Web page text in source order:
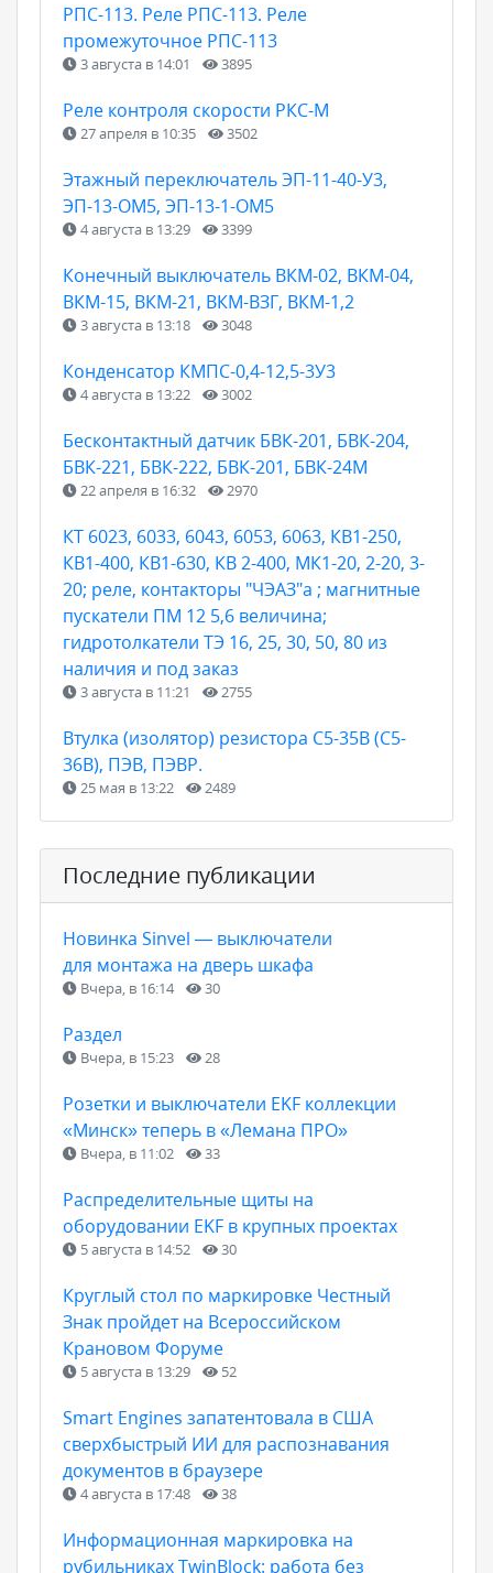
РПС-113. Реле РПС-113. Реле
промежуточное РПС-113
3 августа в 14:01 3895
Реле контроля скорости РКС-М
27 апреля в 10:35 3502
Этажный переключатель ЭП-11-40-У3,
ЭП-13-ОМ5, ЭП-13-1-ОМ5
4 августа в 13:29 3399
Конечный выключатель ВКМ-02, ВКМ-04,
ВКМ-15, ВКМ-21, ВКМ-ВЗГ, ВКМ-1,2
3 августа в 13:18 3048
Конденсатор КМПС-0,4-12,5-3У3
4 августа в 13:22 3002
Бесконтактный датчик БВК-201, БВК-204,
БВК-221, БВК-222, БВК-201, БВК-24М
22 апреля в 16:32 2970
КТ 6023, 6033, 6043, 6053, 6063, КВ1-250,
КВ1-400, КВ1-630, КВ 2-400, МК1-20, 2-20, 3-
20; реле, контакторы "ЧЭАЗ"а ; магнитные
пускатели ПМ 12 5,6 величина;
гидротолкатели ТЭ 16, 25, 30, 50, 80 из
наличия и под заказ
3 августа в 11:21 2755
Втулка (изолятор) резистора С5-35В (С5-
36В), ПЭВ, ПЭВР.
25 мая в 13:22 2489
Последние публикации
Новинка Sinvel — выключатели
для монтажа на дверь шкафа
Вчера, в 16:14 30
Раздел
Вчера, в 15:23 28
Розетки и выключатели EKF коллекции
«Минск» теперь в «Лемана ПРО»
Вчера, в 11:02 33
Распределительные щиты на
оборудовании EKF в крупных проектах
5 августа в 14:52 30
Круглый стол по маркировке Честный
Знак пройдет на Всероссийском
Крановом Форуме
5 августа в 13:29 52
Smart Engines запатентовала в США
сверхбыстрый ИИ для распознавания
документов в браузере
4 августа в 17:48 38
Информационная маркировка на
рубильниках TwinBlock: работа без